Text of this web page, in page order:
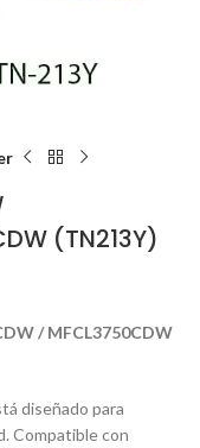
(TN213Y)
/ MFCL3750CDW
diseñado para
Compatible con